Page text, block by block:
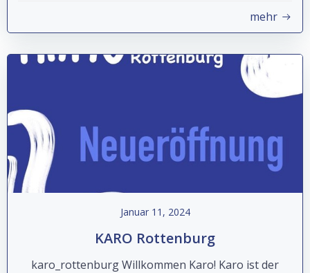
mehr
Januar 11, 2024
KARO Rottenburg
karo_rottenburg Willkommen Karo! Karo ist der